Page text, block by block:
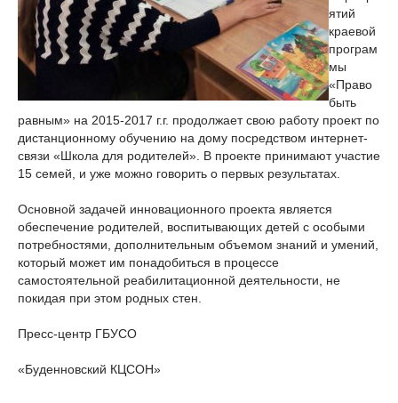
ятий
краевой
програм
мы
«Право
быть
равным» на 2015-2017 г.г. продолжает свою работу проект по
дистанционному обучению на дому посредством интернет-
связи «Школа для родителей». В проекте принимают участие
15 семей, и уже можно говорить о первых результатах.
Основной задачей инновационного проекта является
обеспечение родителей, воспитывающих детей с особыми
потребностями, дополнительным объемом знаний и умений,
который может им понадобиться в процессе
самостоятельной реабилитационной деятельности, не
покидая при этом родных стен.
Пресс-центр ГБУСО
«Буденновский КЦСОН»